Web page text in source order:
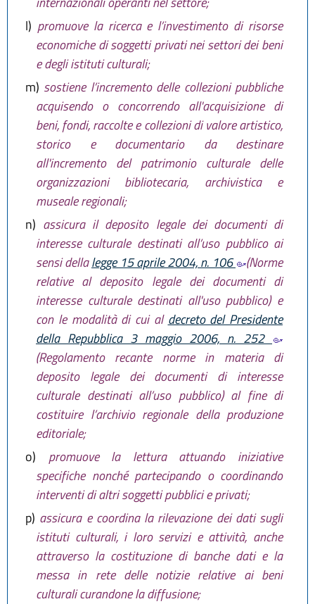
l) promuove la ricerca e l’investimento di risorse
economiche di soggetti privati nei settori dei beni
e degli istituti culturali;
m) sostiene l’incremento delle collezioni pubbliche
acquisendo o concorrendo all'acquisizione di
beni, fondi, raccolte e collezioni di valore artistico,
storico e documentario da destinare
all'incremento del patrimonio culturale delle
organizzazioni bibliotecaria, archivistica e
museale regionali;
n) assicura il deposito legale dei documenti di
interesse culturale destinati all’uso pubblico ai
sensi dellalegge 15 aprile 2004, n. 106
(Norme
relative al deposito legale dei documenti di
interesse culturale destinati all'uso pubblico) e
con le modalità di cui al decreto del Presidente
della Repubblica 3 maggio 2006, n. 252
(Regolamento recante norme in materia di
deposito legale dei documenti di interesse
culturale destinati all’uso pubblico) al fine di
costituire l’archivio regionale della produzione
editoriale;
o)
promuove la lettura attuando iniziative
specifiche nonché partecipando o coordinando
interventi di altri soggetti pubblici e privati;
p) assicura e coordina la rilevazione dei dati sugli
istituti culturali, i loro servizi e attività, anche
attraverso la costituzione di banche dati e la
messa in rete delle notizie relative ai beni
culturali curandone la diffusione;